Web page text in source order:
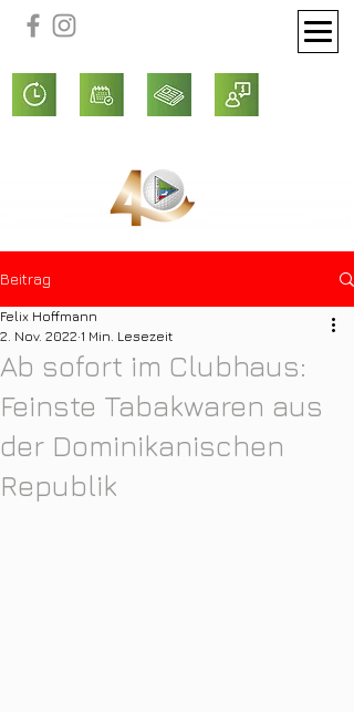
Beitrag
Ab sofort im Clubhaus:
Feinste Tabakwaren aus
der Dominikanischen
Republik
Felix Hoffmann
2. Nov. 2022 1 Min. Lesezeit